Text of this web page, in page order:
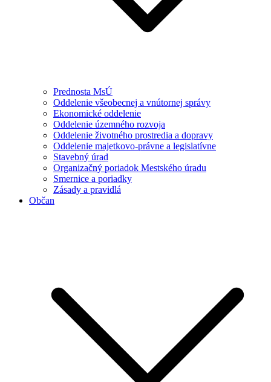
Prednosta MsÚ
Oddelenie všeobecnej a vnútornej správy
Ekonomické oddelenie
Oddelenie územného rozvoja
Oddelenie životného prostredia a dopravy
Oddelenie majetkovo-právne a legislatívne
Stavebný úrad
Organizačný poriadok Mestského úradu
Smernice a poriadky
Zásady a pravidlá
Občan